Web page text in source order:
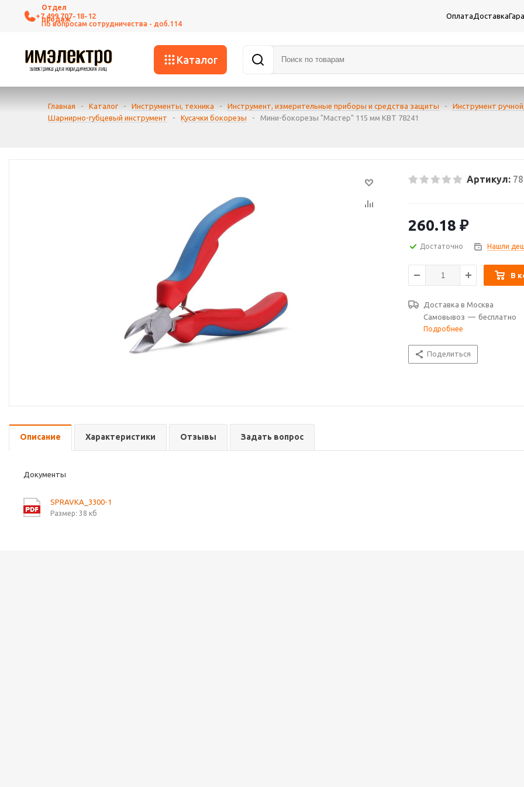
+7 499 707-18-12 ОплатаДоставка
Каталог
Главная - Каталог - Инструменты, техника - Инструмент, измерительные приборы и средства защиты - Инструмент
Шарнирно-губцевый инструмент
- Кусачки бокорезы - Мини-бокорезы "Мастер" 115 мм КВТ 78241
Артикул:
260.18 ₽
Достаточно Нашли
В
Доставка в Москва
Самовывоз — бесплатно
Подробнее
Поделиться
Описание Характеристики Отзывы Задать вопрос
Документы
SPRAVKA_3300-1
Размер: 38 кб